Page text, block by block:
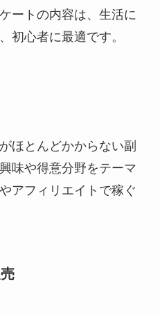
ートの内容は、生活に
初心者に最適です。
ほとんどかからない副
味や得意分野をテーマ
アフィリエイトで稼ぐ